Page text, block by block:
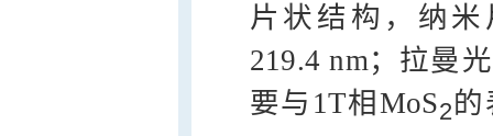
片状结构，纳米
219.4 nm；拉曼
要与1T相MoS2的